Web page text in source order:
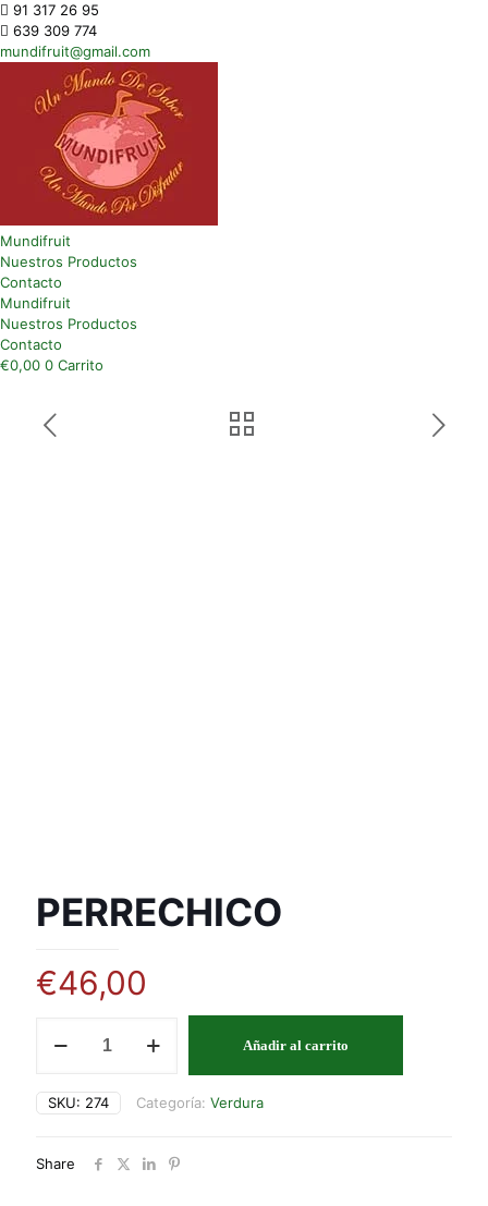
91 317 26 95
639 309 774
mundifruit@gmail.com
Mundifruit
Nuestros Productos
Contacto
Mundifruit
Nuestros Productos
Contacto
€0,00 0 Carrito
PERRECHICO
€46,00
cantidad
Añadir al carrito
SKU: 274 Categoría: Verdura
Share